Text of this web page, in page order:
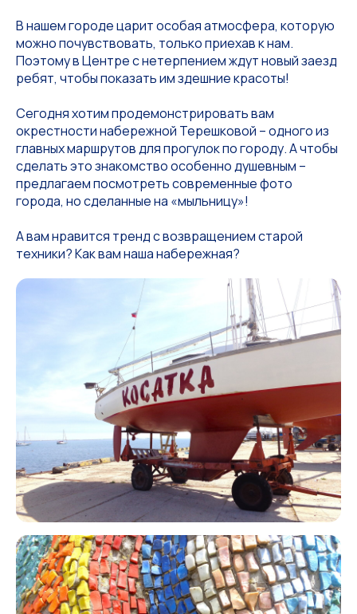
В нашем городе царит особая атмосфера, которую
можно почувствовать, только приехав к нам.
Поэтому в Центре с нетерпением ждут новый заезд
ребят, чтобы показать им здешние красоты!
Сегодня хотим продемонстрировать вам
окрестности набережной Терешковой – одного из
главных маршрутов для прогулок по городу. А чтобы
сделать это знакомство особенно душевным –
предлагаем посмотреть современные фото
города, но сделанные на «мыльницу»!
А вам нравится тренд с возвращением старой
техники? Как вам наша набережная?